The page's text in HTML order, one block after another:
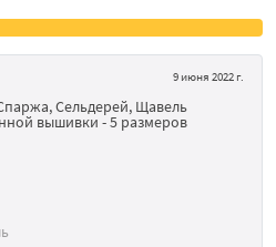
9 июня 2022 г.
Сельдерей, Щавель
вышивки - 5 размеров